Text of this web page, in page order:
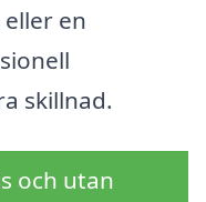
en
skillnad.
och utan